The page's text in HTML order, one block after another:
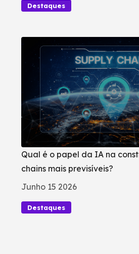
Destaques
Qual é o papel da IA na
chains mais previsíveis?
Junho 15 2026
Destaques